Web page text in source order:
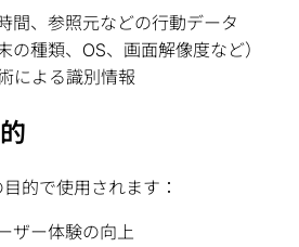
間、参照元などの行動データ
の種類、OS、画面解像度など）
による識別情報
的で使用されます：
ザー体験の向上